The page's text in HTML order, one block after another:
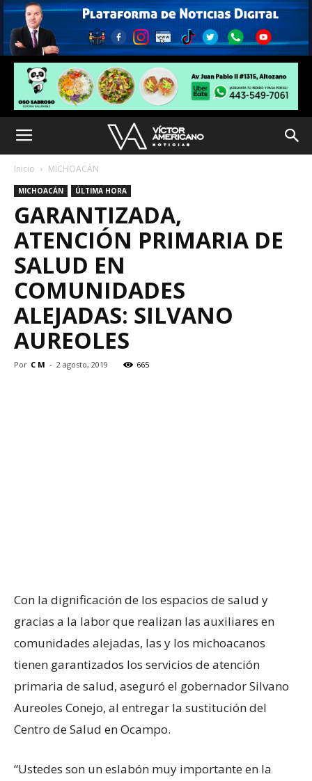
Inicio MICHOACÁN
MICHOACÁN ÚLTIMA HORA
GARANTIZADA,
ATENCIÓN PRIMARIA DE
SALUD EN
COMUNIDADES
ALEJADAS: SILVANO
AUREOLES
Por C M - 2 agosto, 2019 665
Con la dignificación de los espacios de salud y
gracias a la labor que realizan las auxiliares en
comunidades alejadas, las y los michoacanos
tienen garantizados los servicios de atención
primaria de salud, aseguró el gobernador Silvano
Aureoles Conejo, al entregar la sustitución del
Centro de Salud en Ocampo.
“Ustedes son un eslabón muy importante en la